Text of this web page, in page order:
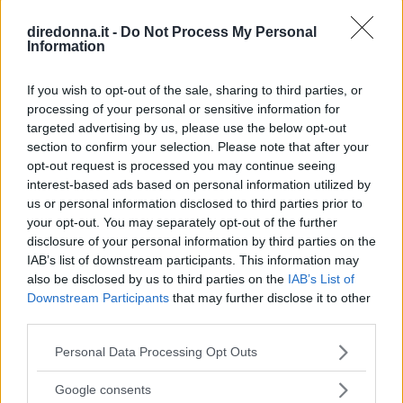
diredonna.it - Do Not Process My Personal
Information
If you wish to opt-out of the sale, sharing to third parties, or
processing of your personal or sensitive information for
targeted advertising by us, please use the below opt-out
section to confirm your selection. Please note that after your
opt-out request is processed you may continue seeing
interest-based ads based on personal information utilized by
us or personal information disclosed to third parties prior to
your opt-out. You may separately opt-out of the further
disclosure of your personal information by third parties on the
IAB’s list of downstream participants. This information may
also be disclosed by us to third parties on the IAB’s List of
Downstream Participants that may further disclose it to other
Please note that this website/app uses one or more Google
not limited to your visit or usage behaviour. You may click to
Personal Data Processing Opt Outs
Google consents
Ben Affleck ha dichiarato in una nuova
ilrimpiantopiù grande della sua vita. L’attore,
durante una lunga chiacchierata con ilNew York
Times,fa un mea culpa, addossandosi tutte le
responsabilità della fine del matrimonio con
l’attrice e madre dei suoifigli . In occasione
dell’uscita del suo nuovo filmTornare a
Vincere – The Way Back, che racconta di un ex
giocatore di pallacanestro che affronta la sua
dipendenza da alcool, Ben racconta la sua
esperienza con la dipendenza e come ne è uscito.
Il film pare sia stato terapeutico per lui.
Infatti, alla base del divorzio, che oggi